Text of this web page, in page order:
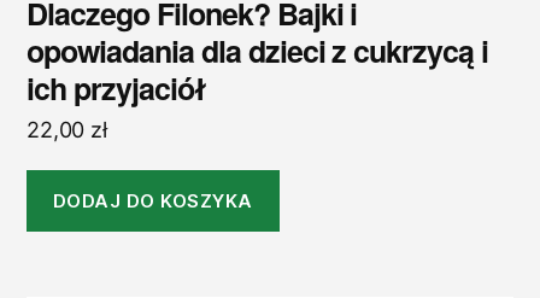
Dlaczego Filonek? Bajki i
opowiadania dla dzieci z cukrzycą i
ich przyjaciół
22,00 zł
DODAJ DO KOSZYKA